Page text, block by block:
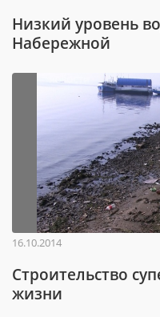
Низкий уровень
Набережной
16.10.2014
Строительство
жизни